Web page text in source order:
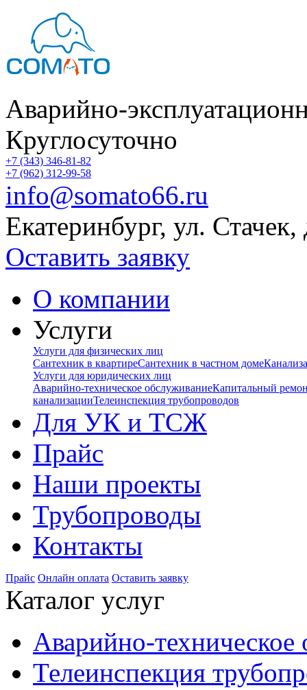
Аварийно-
Круглосуточно
+7 (343) 346-81-82
+7 (962) 312-99-58
info@somato66.ru
Екатеринбург, ул.
Оставить заявку
О компании
Услуги
Услуги для физических лиц
Сантехник в квартиреСантехник в частном доме
Услуги для юридических лиц
Аварийно-техническое обслуживаниеКапитальный
канализацииТелеинспекция трубопроводов
Для УК и ТСЖ
Прайс
Наши проекты
Трубопроводы
Контакты
Прайс Онлайн оплата Оставить заявку
Каталог услуг
Аварийно-техническое
Телеинспекция